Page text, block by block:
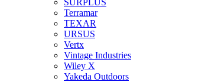
SURPLUS
Terramar
TEXAR
URSUS
Vertx
Vintage Industries
Wiley X
Yakeda Outdoors